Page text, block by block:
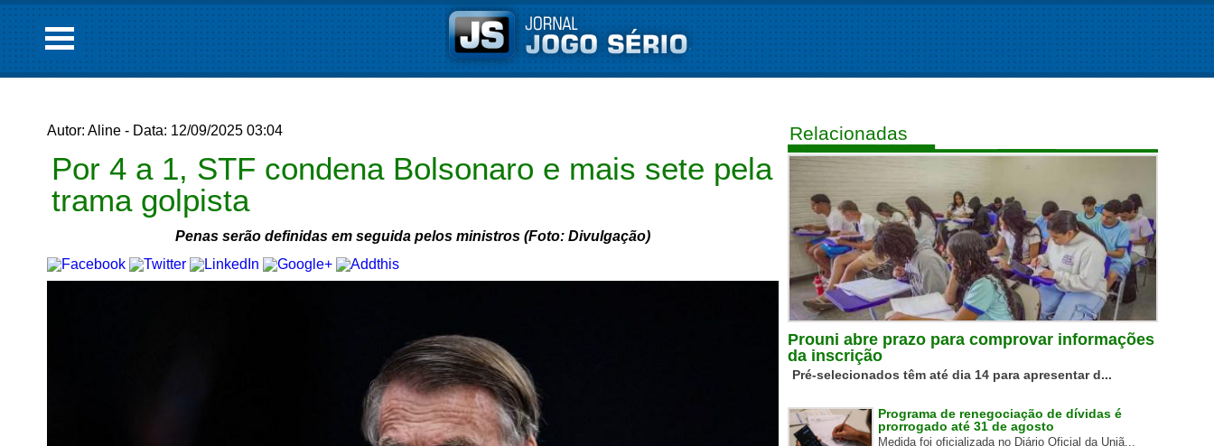
Autor: Aline - Data: 12/09/2025 03:04
Por 4 a 1, STF condena Bolsonaro e mais sete pela
trama golpista
Penas serão definidas em seguida pelos ministros (Foto: Divulgação)
Relacionadas
Prouni abre prazo para comprovar informações
da inscrição
Pré-selecionados têm até dia 14 para apresentar d...
Programa de renegociação de dívidas é
prorrogado até 31 de agosto
Medida foi oficializada no Diário Oficial da Uniã...